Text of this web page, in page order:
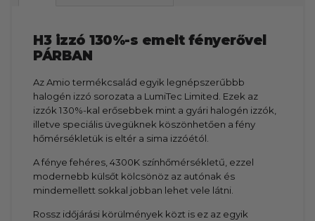
H3 izzó 130%-s emelt fényerővel
PÁRBAN
Az Amio termékcsalád egyik legnépszerűbbb
halogén izzó sorozata a LumiTec Limited. Ezek az
izzók 130%-kal erősebbek mint a gyári halogén izzók,
illetve speciális üvegüknek köszönhetően a fény
hőmérsékletük is eltér a sima izzóétól.
A fénye fehéres, 4300K színhőmérsékletű, ezzel
modernebb külsőt kölcsönöz az autónak és
mindemellett sokkal jobban lehet vele látni.
Rossz időjárási körülmények közt is ez az egyik